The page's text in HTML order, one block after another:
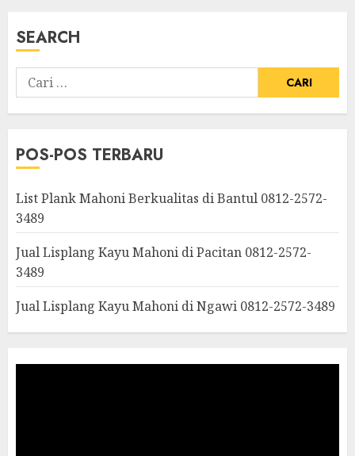
SEARCH
POS-POS TERBARU
List Plank Mahoni Berkualitas di Bantul 0812-2572-
3489
Jual Lisplang Kayu Mahoni di Pacitan 0812-2572-
3489
Jual Lisplang Kayu Mahoni di Ngawi 0812-2572-3489